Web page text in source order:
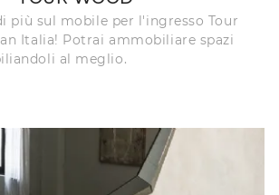
più sul mobile per l'ingresso Tour
Italia! Potrai ammobiliare spazi
al meglio.